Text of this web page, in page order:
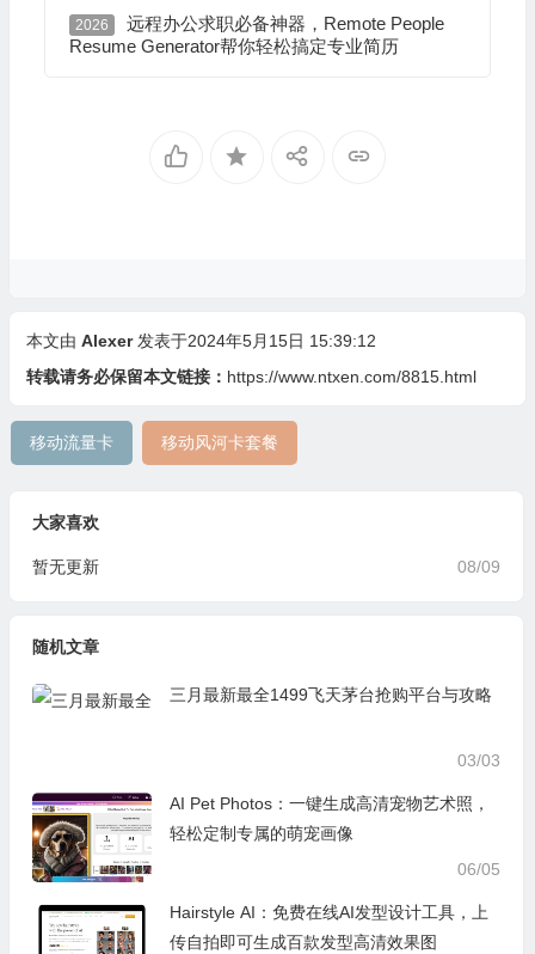
2026
远程办公求职必备神器，Remote People
Resume Generator帮你轻松搞定专业简历
本文由 Alexer 发表于2024年5月15日 15:39:12
转载请务必保留本文链接： https://www.ntxen.com/8815.html
移动流量卡 移动风河卡套餐
大家喜欢
08/09
暂无更新
随机文章
三月最新最全1499飞天茅台抢购平台与攻略
03/03
AI Pet Photos：一键生成高清宠物艺术照，
轻松定制专属的萌宠画像
06/05
Hairstyle AI：免费在线AI发型设计工具，上
传自拍即可生成百款发型高清效果图